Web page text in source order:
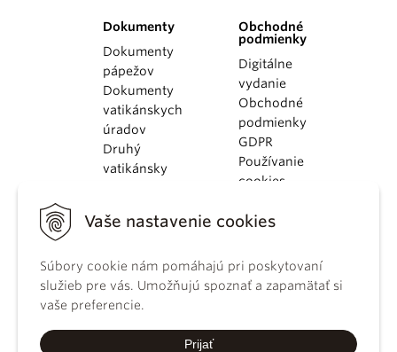
Vaše nastavenie cookies
Súbory cookie nám pomáhajú pri poskytovaní
služieb pre vás. Umožňujú spoznať a zapamätať si
vaše preferencie.
Prijať
Dokumenty
Dokumenty
pápežov
Dokumenty
vatikánskych
úradov
Druhý
vatikánsky
KBS
kánonického
práva
Katechizmus
Obchodné
podmienky
Digitálne
vydanie
Obchodné
podmienky
GDPR
Používanie
cookies